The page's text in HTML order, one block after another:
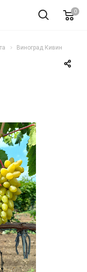
0
Виноград Кивин